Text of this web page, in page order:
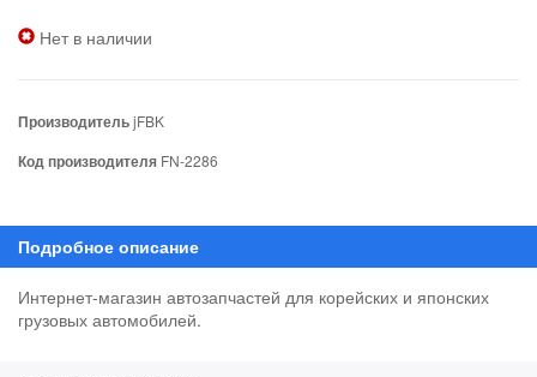
Нет в наличии
ПроизводительjFBK
Код производителя FN-2286
Интернет-магазин автозапчастей для корейских и японских
грузовых автомобилей.